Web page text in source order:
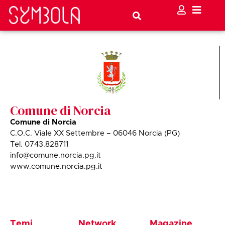
Comune di Norcia
Comune di Norcia
C.O.C. Viale XX Settembre – 06046 Norcia (PG)
Tel. 0743.828711
info@comune.norcia.pg.it
www.comune.norcia.pg.it